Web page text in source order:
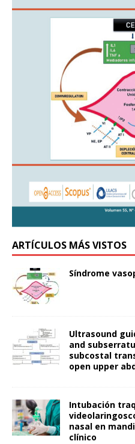
ARTÍCULOS MÁS VISTOS
Síndrome
Ultrasound
and
subcostal
open upper
Intubación
nasal en
clínico